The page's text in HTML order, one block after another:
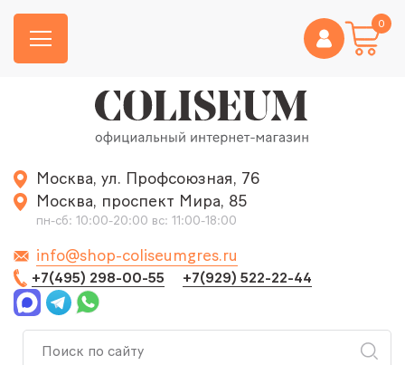
0
Москва, ул. Профсоюзная, 76
Москва, проспект Мира, 85
пн-сб: 10:00-20:00 вс: 11:00-18:00
info@shop-coliseumgres.ru
+7(495) 298-00-55 +7(929) 522-22-44